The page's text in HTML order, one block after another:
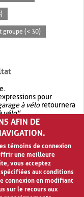
groupe (< 30)
pour
à véloretournera
vélo".
OR.garage OR vélo
garage à vélo
AFIN DE
témoins de connexion
une meilleure
vous acceptez
aux conditions
connexion en modifiant
sur le recours aux